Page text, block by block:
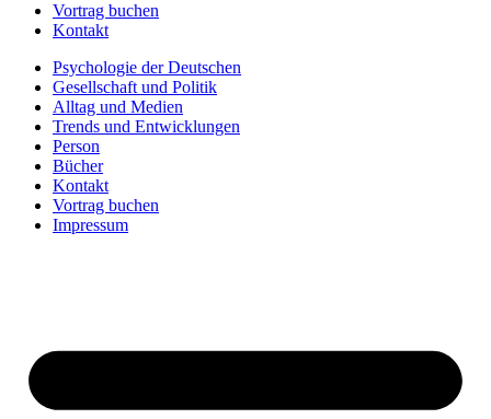
Vortrag buchen
Kontakt
Psychologie der Deutschen
Gesellschaft und Politik
Alltag und Medien
Trends und Entwicklungen
Person
Bücher
Kontakt
Vortrag buchen
Impressum